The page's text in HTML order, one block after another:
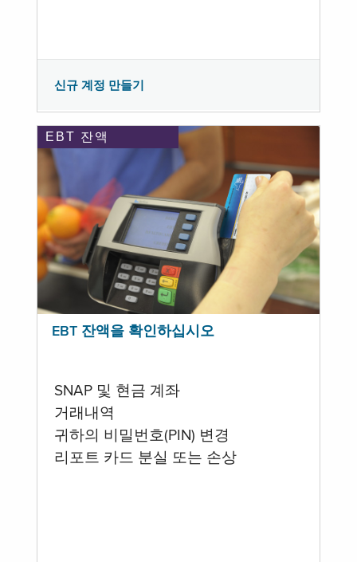
신규 계정 만들기
EBT 잔액
EBT 잔액을 확인하십시오
SNAP 및 현금 계좌
거래내역
귀하의 비밀번호(PIN) 변경
리포트 카드 분실 또는 손상